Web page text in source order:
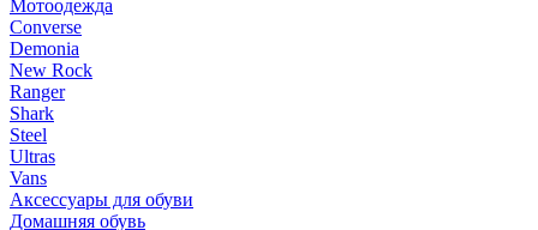
Мотоодежда
Converse
Demonia
New Rock
Ranger
Shark
Steel
Ultras
Vans
Аксессуары для обуви
Домашняя обувь